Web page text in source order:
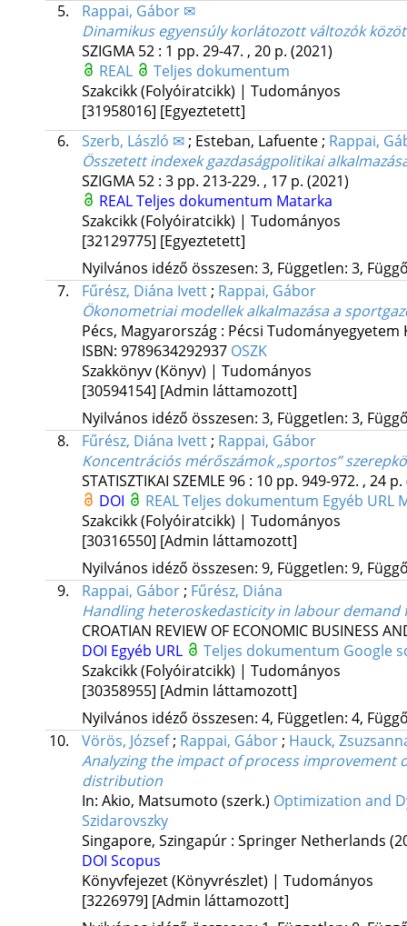
5.
Rappai, Gábor ✉
Dinamikus egyensúly korlátozott változók
SZIGMA 52: 1 pp. 29-47. , 20 p. (2021)
REAL
Teljes dokumentum
Szakcikk (Folyóiratcikk) | Tudományos
[31958016] [Egyeztetett]
6.
Szerb, László ✉; Esteban, Lafuente; Rappai,
Összetett indexek gazdaságpolitikai
SZIGMA 52: 3 pp. 213-229. , 17 p. (2021)
REALTeljes dokumentum Matarka
Szakcikk (Folyóiratcikk) | Tudományos
[32129775] [Egyeztetett]
Nyilvános idéző összesen: 3, Független: 3,
7.
Fűrész, Diána Ivett; Rappai, Gábor
Ökonometriai modellek alkalmazása a
Pécs, Magyarország : Pécsi Tudományegyetem
ISBN: 9789634292937 OSZK
Szakkönyv (Könyv) | Tudományos
[30594154] [Admin láttamozott]
Nyilvános idéző összesen: 3, Független: 3,
8.
Fűrész, Diána Ivett; Rappai, Gábor
Koncentrációs mérőszámok „sportos”
STATISZTIKAI SZEMLE 96: 10 pp. 949-972. , 24 p.
DOI
REALTeljes dokumentum Egyéb URL
Szakcikk (Folyóiratcikk) | Tudományos
[30316550] [Admin láttamozott]
Nyilvános idéző összesen: 9, Független: 9,
9.
Rappai, Gábor; Fűrész, Diána
Handling heteroskedasticity in labour demand
CROATIAN REVIEW OF ECONOMIC BUSINESS
DOI Egyéb URL Teljes dokumentum Google
Szakcikk (Folyóiratcikk) | Tudományos
[30358955] [Admin láttamozott]
Nyilvános idéző összesen: 4, Független: 4,
10.
Vörös, József; Rappai, Gábor; Hauck,
Analyzing the impact of process improvement
distribution
In: Akio, Matsumoto (szerk.) Optimization and
Szidarovszky
Singapore, Szingapúr : Springer Netherlands
DOI Scopus
Könyvfejezet (Könyvrészlet) | Tudományos
[3226979] [Admin láttamozott]